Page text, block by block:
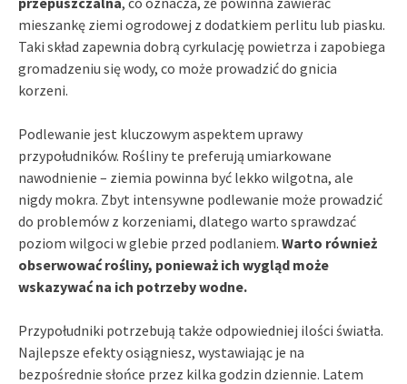
mieszankę ziemi ogrodowej z dodatkiem perlitu lub piasku.
Taki skład zapewnia dobrą cyrkulację powietrza i zapobiega
gromadzeniu się wody, co może prowadzić do gnicia
korzeni.
Podlewanie jest kluczowym aspektem uprawy
przypołudników. Rośliny te preferują umiarkowane
nawodnienie – ziemia powinna być lekko wilgotna, ale
nigdy mokra. Zbyt intensywne podlewanie może prowadzić
do problemów z korzeniami, dlatego warto sprawdzać
poziom wilgoci w glebie przed podlaniem. Warto również
obserwować rośliny, ponieważ ich wygląd może
wskazywać na ich potrzeby wodne.
Przypołudniki potrzebują także odpowiedniej ilości światła.
Najlepsze efekty osiągniesz, wystawiając je na
bezpośrednie słońce przez kilka godzin dziennie. Latem